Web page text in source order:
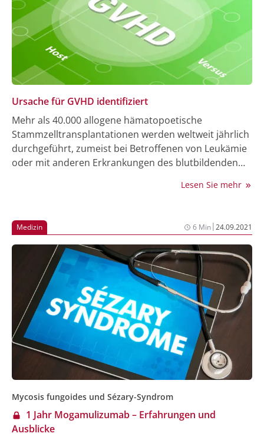
Wandel ist es auch in Zukunft notwendig, den
Stellenwert der HDT immer wieder neu zu bewerten.
Ursache für GVHD identifiziert
Mehr als 40.000 allogene hämatopoetische
Stammzelltransplantationen werden weltweit jährlich
durchgeführt, zumeist bei Betroffenen von Leukämie
oder mit anderen Erkrankungen des blutbildenden
gegen-Empfänger-Reaktion, einer entzündlichen
kann und durch eine ungewünschte Abwehrreaktion
der Spenderzellen und körpereigenen T-Zellen
entsteht. Forschende an CeMM, MedUni Wien und
LBI-RUD unter der Leitung von Georg Stary zeigen
nun, wie diese körpereigenen, gewebsständigen T-
Zellen über das Blut in andere Organe, beispielsweise
den Darm, kommen und dort zur Entzündung
beitragen. Die Studie liefert wichtige Ansätze für eine
bessere Therapie bei Stammzelltransplantation und
neue Diagnosemöglichkeiten. Sie ist im Journal of
Experimental Medicine erschienen.
Lesen Sie mehr
Medizin 6 Min|24.09.2021
Mycosis fungoides und Sézary-Syndrom
1 Jahr Mogamulizumab – Erfahrungen und
Ausblicke